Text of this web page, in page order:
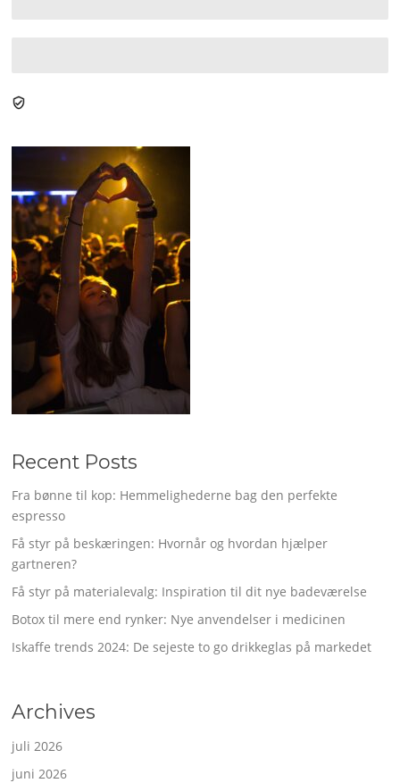
Recent Posts
Fra bønne til kop: Hemmelighederne bag den perfekte
espresso
Få styr på beskæringen: Hvornår og hvordan hjælper
gartneren?
Få styr på materialevalg: Inspiration til dit nye badeværelse
Botox til mere end rynker: Nye anvendelser i medicinen
Iskaffe trends 2024: De sejeste to go drikkeglas på markedet
Archives
juli 2026
juni 2026